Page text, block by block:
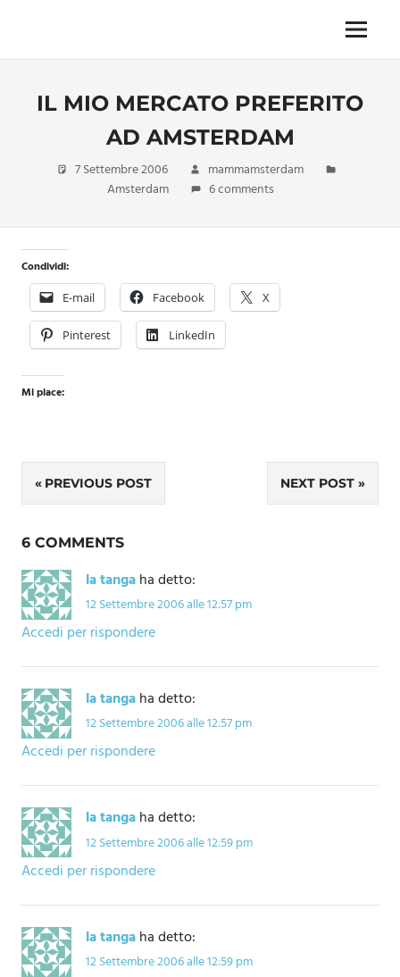
content
imprescindibile,
inevitabile
e
nuova
confezione
migliorata
Menu
IL MIO MERCATO PREFERITO
AD AMSTERDAM
7 Settembre 2006
mammamsterdam
Amsterdam
6 comments
Condividi:
E-mail Facebook X
Pinterest LinkedIn
Mi piace:
Navigazione
articoli
PREVIOUS POST NEXT POST
6 COMMENTS
la tangaha detto:
12 Settembre 2006 alle 12:57 pm
Accedi per rispondere
la tangaha detto:
12 Settembre 2006 alle 12:57 pm
Accedi per rispondere
la tangaha detto:
12 Settembre 2006 alle 12:59 pm
Accedi per rispondere
la tangaha detto:
12 Settembre 2006 alle 12:59 pm